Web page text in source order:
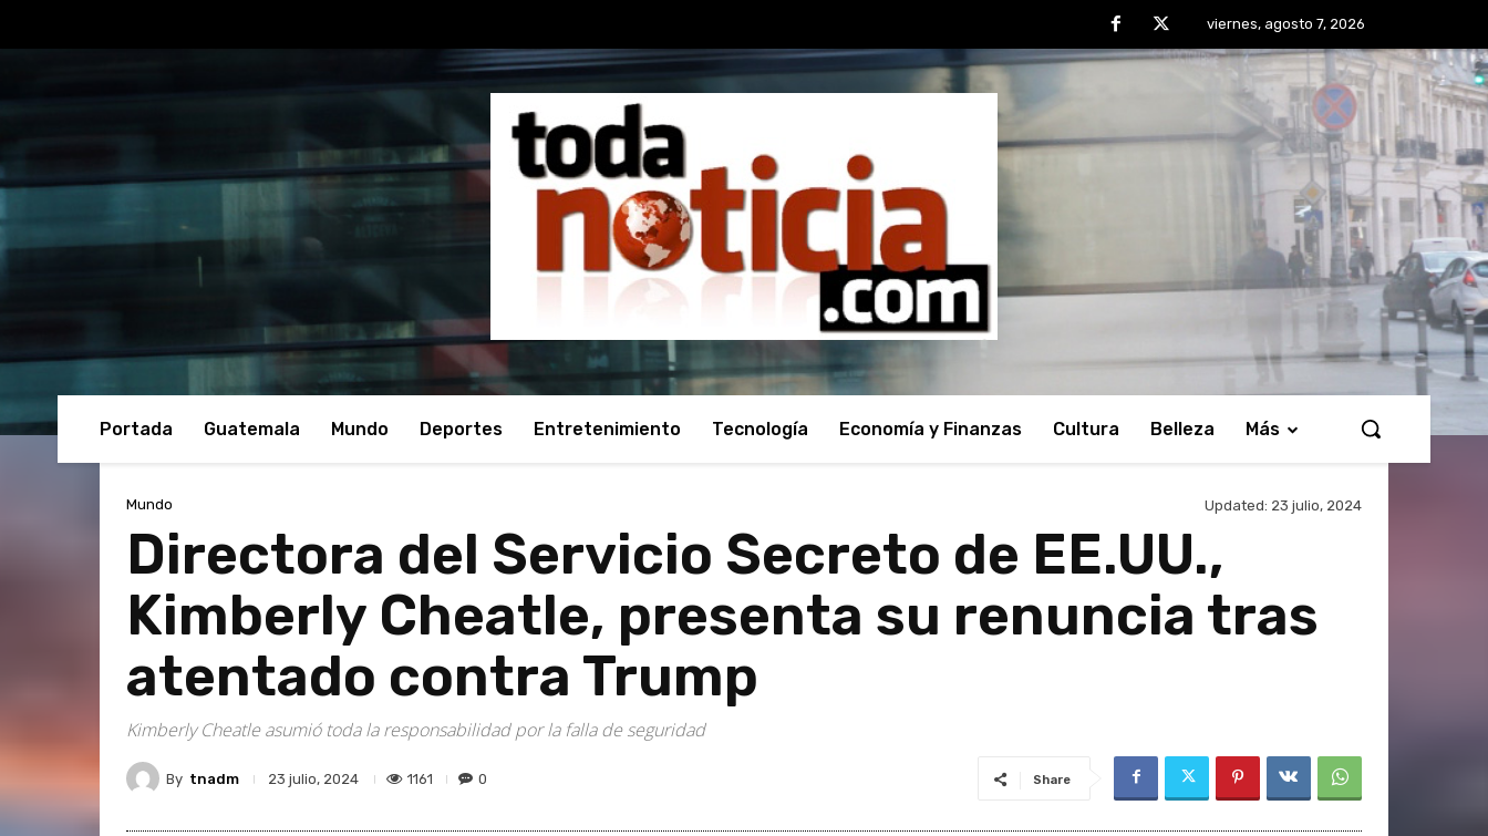
viernes, agosto 7, 2026
Portada Guatemala Mundo Deportes Entretenimiento Tecnología Economía y Finanzas Cultura Belleza Más
Mundo Updated: 23 julio, 2024
Directora del Servicio Secreto de EE.UU.,
Kimberly Cheatle, presenta su renuncia tras
atentado contra Trump
Kimberly Cheatle asumió toda la responsabilidad por la falla de seguridad
By tnadm 23 julio, 2024 1161 0 Share